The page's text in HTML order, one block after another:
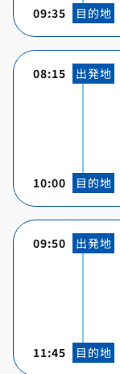
09:35 目的地
08:15
10:00
出発地
目的地
09:50
11:45
出発地
目的地